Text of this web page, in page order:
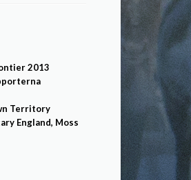
2013
Territory
England, Moss